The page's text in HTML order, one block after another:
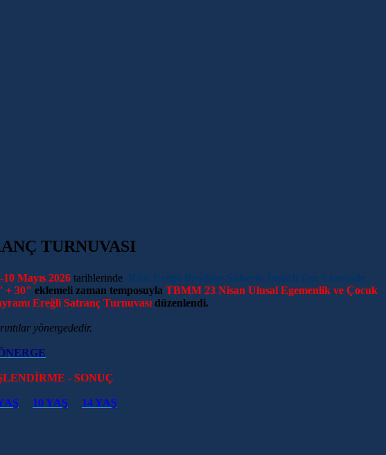
TURNUVASI
10 Mayıs 2026 tarihlerinde
+ 30" eklemeli zaman temposuyla TBMM 23 Nisan Ulusal Egemenlik ve Çocuk
Ereğli Satranç Turnuvası düzenlendi.
yönergededir.
- SONUÇ
10 YAŞ 14 YAŞ